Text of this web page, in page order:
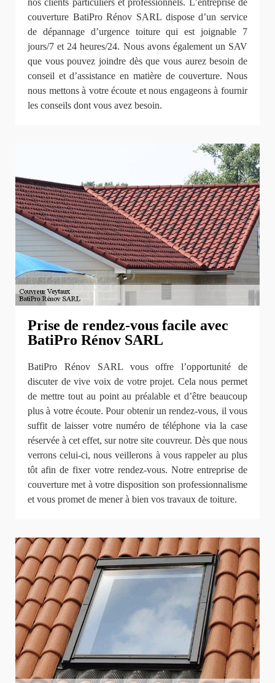
nos clients particuliers et professionnels. L’entreprise de
couverture BatiPro Rénov SARL dispose d’un service
de dépannage d’urgence toiture qui est joignable 7
jours/7 et 24 heures/24. Nous avons également un SAV
que vous pouvez joindre dès que vous aurez besoin de
conseil et d’assistance en matière de couverture. Nous
nous mettons à votre écoute et nous engageons à fournir
les conseils dont vous avez besoin.
Prise de rendez-vous facile avec
BatiPro Rénov SARL
BatiPro Rénov SARL vous offre l’opportunité de
discuter de vive voix de votre projet. Cela nous permet
de mettre tout au point au préalable et d’être beaucoup
plus à votre écoute. Pour obtenir un rendez-vous, il vous
suffit de laisser votre numéro de téléphone via la case
réservée à cet effet, sur notre site couvreur. Dès que nous
verrons celui-ci, nous veillerons à vous rappeler au plus
tôt afin de fixer votre rendez-vous. Notre entreprise de
couverture met à votre disposition son professionnalisme
et vous promet de mener à bien vos travaux de toiture.